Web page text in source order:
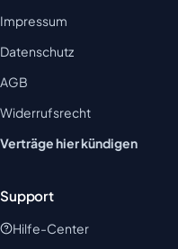
Impressum
Datenschutz
AGB
Widerrufsrecht
Verträge hier kündigen
Support
Hilfe-Center